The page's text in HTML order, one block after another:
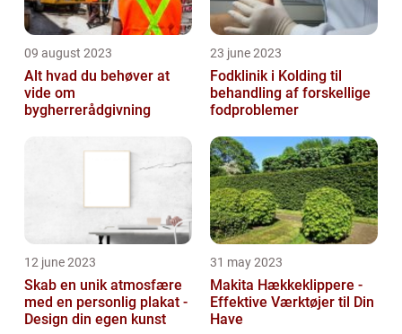
09 august 2023
Alt hvad du behøver at
vide om
bygherrerådgivning
23 june 2023
Fodklinik i Kolding til
behandling af forskellige
fodproblemer
12 june 2023
Skab en unik atmosfære
med en personlig plakat -
Design din egen kunst
31 may 2023
Makita Hækkeklippere -
Effektive Værktøjer til Din
Have